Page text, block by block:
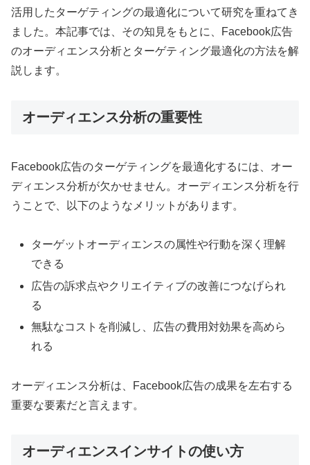
活用したターゲティングの最適化について研究を重ねてき
ました。本記事では、その知見をもとに、Facebook広告
のオーディエンス分析とターゲティング最適化の方法を解
説します。
オーディエンス分析の重要性
Facebook広告のターゲティングを最適化するには、オー
ディエンス分析が欠かせません。オーディエンス分析を行
うことで、以下のようなメリットがあります。
ターゲットオーディエンスの属性や行動を深く理解
できる
広告の訴求点やクリエイティブの改善につなげられ
る
無駄なコストを削減し、広告の費用対効果を高めら
れる
オーディエンス分析は、Facebook広告の成果を左右する
重要な要素だと言えます。
オーディエンスインサイトの使い方